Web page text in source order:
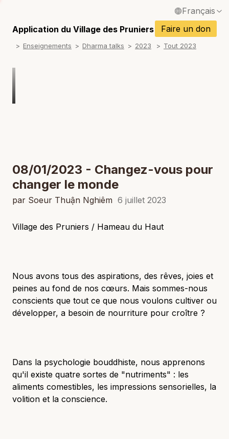
Français
English / Anglais
Español / Espagnol
Application du Village des Pruniers Faire un don
Enseignements Dharma talks 2023 Tout 2023
08/01/2023 - Changez-vous pour
changer le monde
par Soeur Thuận Nghiêm 6 juillet 2023
Village des Pruniers / Hameau du Haut
Nous avons tous des aspirations, des rêves, joies et
peines au fond de nos cœurs. Mais sommes-nous
conscients que tout ce que nous voulons cultiver ou
développer, a besoin de nourriture pour croître ?
Dans la psychologie bouddhiste, nous apprenons
qu'il existe quatre sortes de "nutriments" : les
aliments comestibles, les impressions sensorielles, la
volition et la conscience.